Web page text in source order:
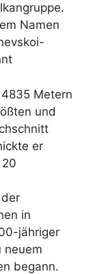
Namen
Metern
und
er
in
jähriger
neuem
begann.